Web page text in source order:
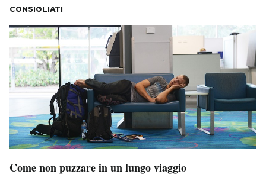
CONSIGLIATI
Come non puzzare in un lungo viaggio